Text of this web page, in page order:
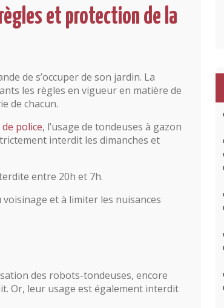
et protection de la
de s’occuper de son jardin. La
les règles en vigueur en matière de
de chacun.
police, l’usage de tondeuses à gazon
interdit les dimanches et
entre 20h et 7h.
et à limiter les nuisances
des robots-tondeuses, encore
Or, leur usage est également interdit